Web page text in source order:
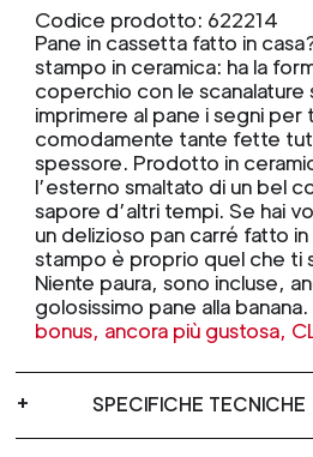
Codice prodotto: 622214
Pane in cassetta fatto in
stampo in ceramica: ha la
coperchio con le
imprimere al pane i segni per
comodamente tante fette
spessore. Prodotto in
l’esterno smaltato di un bel
sapore d’altri tempi. Se hai
un delizioso pan carré fatto
stampo è proprio quel che ti
Niente paura, sono incluse,
golosissimo pane alla banana.
bonus, ancora più gustosa,
SPECIFICHE TECNICHE